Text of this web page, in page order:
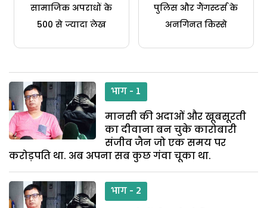
सामाजिक अपराधों के
500 से ज्यादा लेख
पुलिस और गैंगस्टर्स के
अनगिनत किस्से
भाग - 1
मानसी की अदाओं और खूबसूरती
का दीवाना बन चुके कारोबारी
संजीव जैन जो एक समय पर
करोड़पति था. अब अपना सब कुछ गंवा चूका था.
भाग - 2